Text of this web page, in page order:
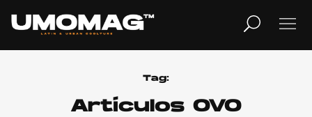
Tag:
Artículos OVO